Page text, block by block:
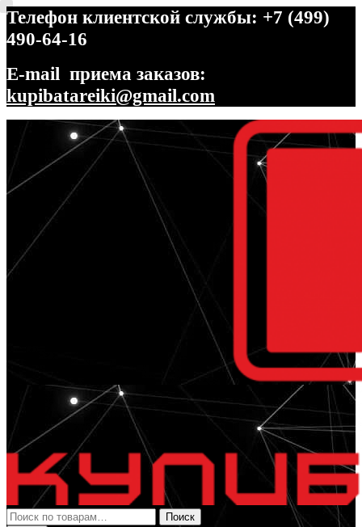
Телефон клиентской службы: +7 (499)
490-64-16
E-mail приема заказов:
kupibatareiki@gmail.com
Перейти
навигации
Перейти
содержимому
Искать:
Поиск